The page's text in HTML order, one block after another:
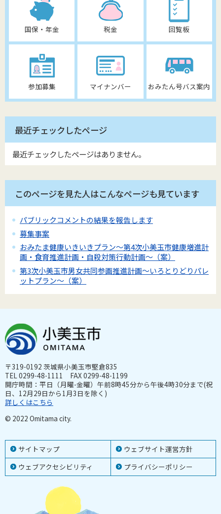
国保・年金 税金 回覧板
参加募集 マイナンバー おみたん号バス案内
最近チェックしたページ
最近チェックしたページはありません。
このページを見た人はこんなページも見ています
パブリックコメントの結果を報告します
募集事案
おみたま健康いきいきプラン～第4次小美玉市健康増進計
画・食育推進計画・自殺対策行動計画～（案）
第3次小美玉市男女共同参画推進計画～いろとりどりパレ
ットプラン～（案）
サイトマップ
ウェブサイト運営方針
ウェブアクセシビリティ
プライバシーポリシー
〒319-0192 茨城県小美玉市堅倉835
TEL 0299-48-1111 FAX 0299-48-1199
開庁時間：平日（月曜-金曜）午前8時45分から午後4時30分まで(祝
日、12月29日から1月3日を除く)
詳しくはこちら
© 2022 Omitama city.